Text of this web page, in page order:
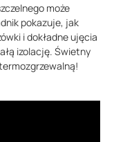
może
pokazuje, jak
i dokładne ujęcia
izolację. Świetny